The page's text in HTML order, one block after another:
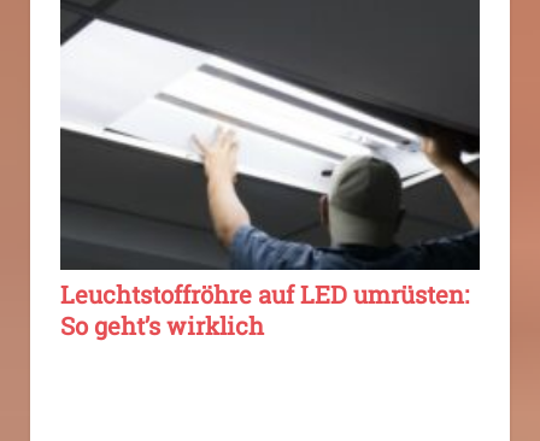
Leuchtstoffröhre auf LED umrüsten:
So geht’s wirklich